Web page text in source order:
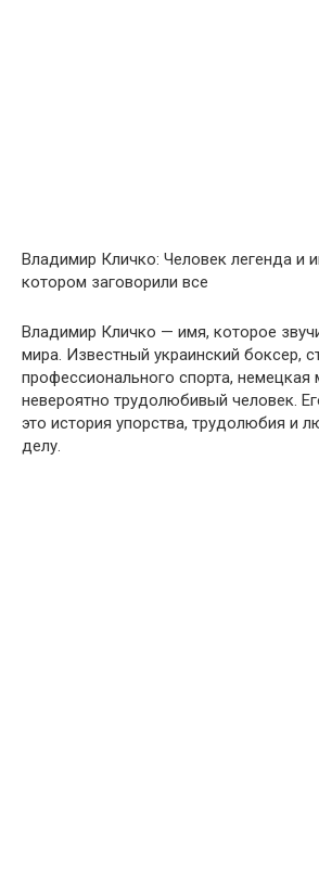
Владимир Кличко: Человек легенда и
котором заговорили все
Владимир Кличко — имя, которое
мира. Известный украинский боксер,
профессионального спорта, немецкая
невероятно трудолюбивый человек.
это история упорства, трудолюбия и
делу.